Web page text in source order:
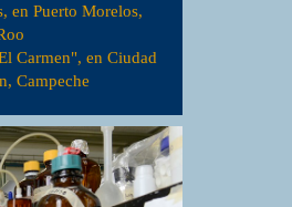
en Puerto Morelos,
Carmen", en Ciudad
Campeche